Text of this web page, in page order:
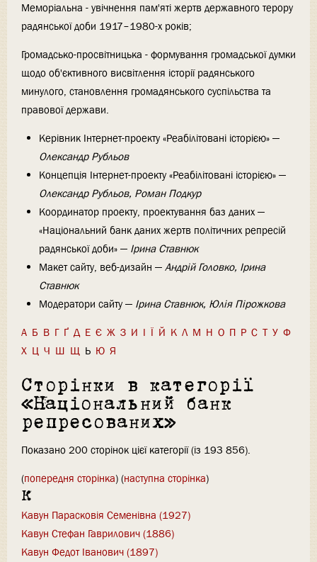
Меморіальна - увічнення пам'яті жертв державного терору
радянської доби 1917–1980-х років;
Громадсько-просвітницька - формування громадської думки
щодо об'єктивного висвітлення історії радянського
минулого, становлення громадянського суспільства та
правової держави.
Керівник Інтернет-проекту «Реабілітовані історією» —
Олександр Рубльов
Концепція Інтернет-проекту «Реабілітовані історією» —
Олександр Рубльов, Роман Подкур
Координатор проекту, проектування баз даних —
«Національний банк даних жертв політичних репресій
радянської доби» — Ірина Ставнюк
Макет сайту, веб-дизайн — Андрій Головко, Ірина
Ставнюк
Модератори сайту — Ірина Ставнюк, Юлія Пірожкова
А Б В Г Ґ Д Е Є Ж З И І Ї Й К Л М Н О П Р С Т У Ф
Х Ц Ч Ш Щ Ь Ю Я
Сторінки в категорії
«Національний банк
репресованих»
Показано 200 сторінок цієї категорії (із 193 856).
(попередня сторінка) (наступна сторінка)
К
Кавун Парасковія Семенівна (1927)
Кавун Стефан Гаврилович (1886)
Кавун Федот Іванович (1897)